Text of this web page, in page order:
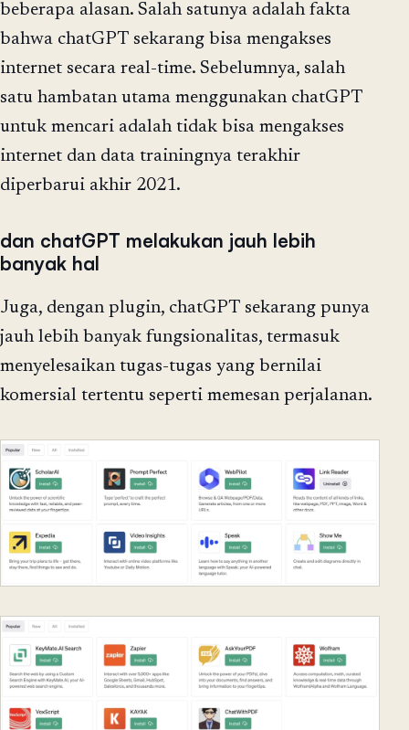
beberapa alasan. Salah satunya adalah fakta
bahwa chatGPT sekarang bisa mengakses
internet secara real-time. Sebelumnya, salah
satu hambatan utama menggunakan chatGPT
untuk mencari adalah tidak bisa mengakses
internet dan data trainingnya terakhir
diperbarui akhir 2021.
dan chatGPT melakukan jauh lebih
banyak hal
Juga, dengan plugin, chatGPT sekarang punya
jauh lebih banyak fungsionalitas, termasuk
menyelesaikan tugas-tugas yang bernilai
komersial tertentu seperti memesan perjalanan.